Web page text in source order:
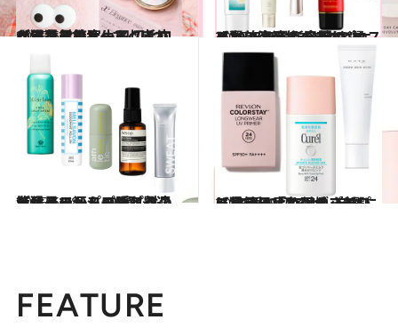
2025.6.21
【猛暑対策】小田切ヒロが緊急アンサー！ 毛穴ケア、くすみケア、崩れないメイク……すぐにできる猛暑美容
ビューティ＆ヘルス 2025.4.13
【2025年最新日焼け止め】美容液級のスキンケア力に注目！ 今夏の“マスト買い”UVおすすめ8選
ビューティ＆ヘルス
2025.6.18
【猛暑の汗＆ニオイ対策】イソップの隠れベストセラーからプチプラの名品まで。シーン別最適デオドラント10選
ビューティ＆ヘルス 2025.6.19
【猛暑日は“ファンデなし”で乗り切る！】崩れにくく、一品で肌がきれいに見える「色付きプチプラ日焼け止め下地」3選
ビューティ＆ヘルス
FEATURE